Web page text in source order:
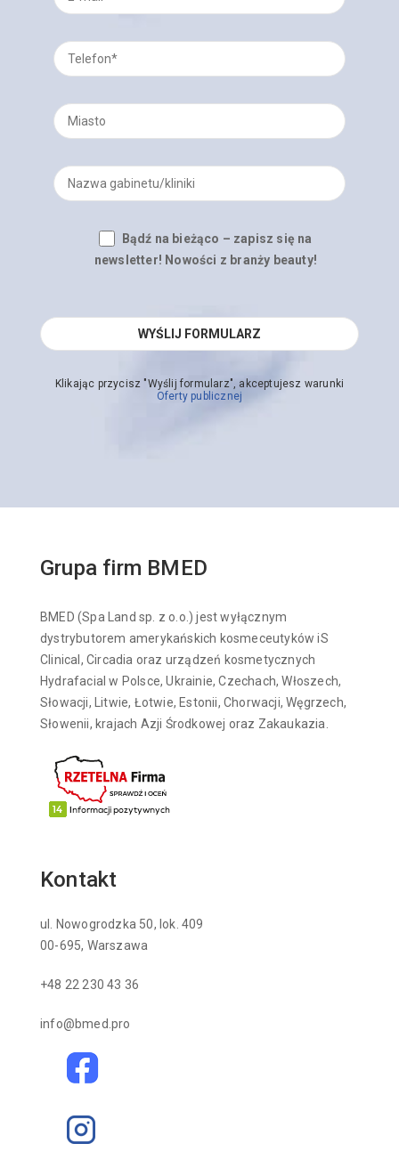
Bądź na bieżąco – zapisz się na
newsletter! Nowości z branży beauty!
Klikając przycisz "Wyślij formularz", akceptujesz warunki
Oferty publicznej
Grupa firm BMED
BMED (Spa Land sp. z o.o.) jest wyłącznym
dystrybutorem amerykańskich kosmeceutyków iS
Clinical, Circadia oraz urządzeń kosmetycznych
Hydrafacial w Polsce, Ukrainie, Czechach, Włoszech,
Słowacji, Litwie, Łotwie, Estonii, Chorwacji, Węgrzech,
Słowenii, krajach Azji Środkowej oraz Zakaukazia.
Kontakt
ul. Nowogrodzka 50, lok. 409
00-695, Warszawa
+48 22 230 43 36
info@bmed.pro